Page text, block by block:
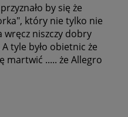
by się że
który nie tylko nie
wręcz niszczy dobry
tyle było obietnic że
martwić ..... że Allegro